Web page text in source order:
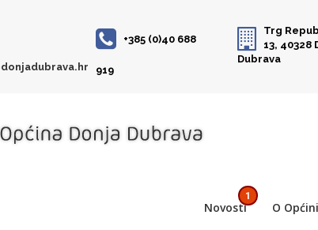
+385 (0)40 688
919
Trg
13, 40328
Dubrava
Novosti
1
O Općini